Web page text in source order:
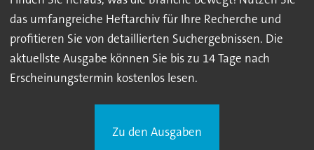
das umfangreiche Heftarchiv für Ihre Recherche und
profitieren Sie von detaillierten Suchergebnissen. Die
aktuellste Ausgabe können Sie bis zu 14 Tage nach
Erscheinungstermin kostenlos lesen.
Zu den Ausgaben